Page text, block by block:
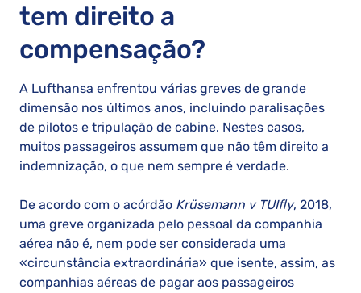
tem direito a
compensação?
A Lufthansa enfrentou várias greves de grande
dimensão nos últimos anos, incluindo paralisações
de pilotos e tripulação de cabine. Nestes casos,
muitos passageiros assumem que não têm direito a
indemnização, o que nem sempre é verdade.
De acordo com o acórdão Krüsemann v TUIfly, 2018,
uma greve organizada pelo pessoal da companhia
aérea não é, nem pode ser considerada uma
«circunstância extraordinária» que isente, assim, as
companhias aéreas de pagar aos passageiros